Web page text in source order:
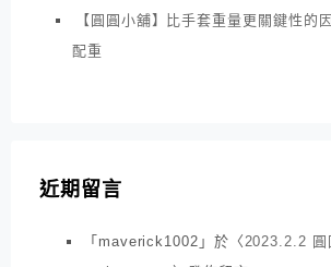
【圓圓小舖】比手套重量更關鍵性的
配重
近期留言
「maverick1002 」於〈 2023.2.2 圓